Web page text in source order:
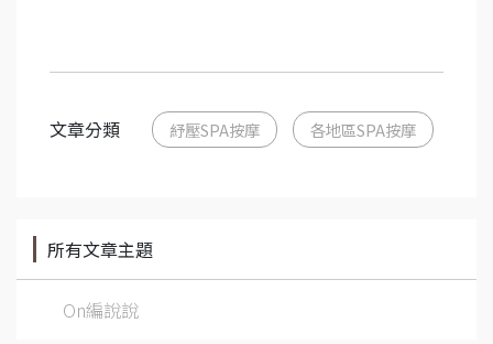
文章分類 紓壓SPA按摩 各地區SPA按摩
所有文章主題
On編說說